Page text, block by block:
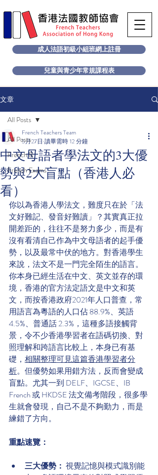
成人法語初級小組班網上註冊
兒童與青少年常規課程表
文章
All Posts
French B
French Exams
All Posts
中文母語者學法文的3大優
勢與2大盲點（香港人必
看）
French Teachers Team
5月27日 讀畢需時 12 分鐘
你以為香港人學法文，難度只在於「法
文好難記、發音好難讀」？其實真正拉
開差距的，往往不是努力多少，而是有
沒有看清自己作為中文母語者的起手優
勢，以及最常中伏的地方。對香港學生
來說，法文不是一門完全陌生的語言。
你本身已經生活在中文、英文並存的環
境，香港的官方法定語文是中文和英
文，而按香港政府2021年人口普查，常
用語言為粵語的人口佔 88.9%、英語
4.5%、普通話 2.3%，這種多語接觸背
景，令不少香港學習者在語碼切換、對
照理解和跨語言比較上，本身已有基
礎， 相關整理可見這篇香港學習者分
析。但優勢如果用錯方法，反而會變成
盲點。尤其一到 DELF、IGCSE、IB
French 或 HKDSE 法文備考階段，很多學
生就會發現，自己不是不夠勤力，而是
練錯了方向。
重點速覽：
三大優勢： 視覺記憶與模式識別能